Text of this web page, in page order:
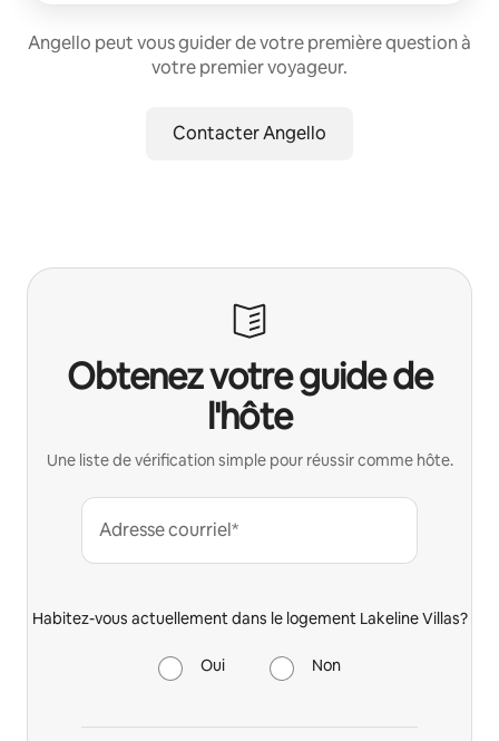
Angello peut vous guider de votre première question à
votre premier voyageur.
Contacter Angello
Obtenez votre guide de
l'hôte
Une liste de vérification simple pour réussir comme hôte.
Adresse courriel*
Habitez-vous actuellement dans le logement Lakeline Villas?
Oui Non